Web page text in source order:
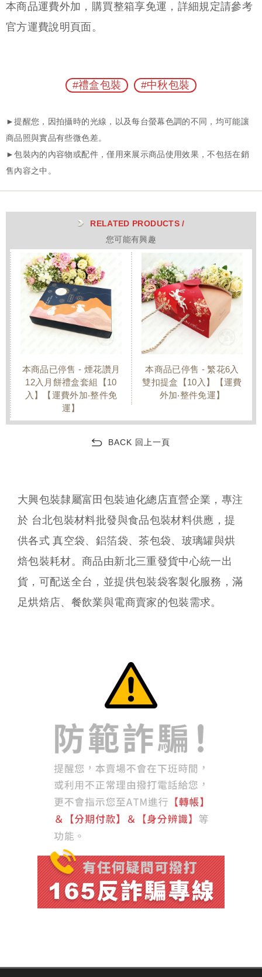
本商品運費外加，購買整箱享免運，詳細規定請參考
官方運費說明頁面。
#禮盒包裝 #中秋包裝
RELATED PRODUCTS /
您可能有興趣
本商品已停售 - 繁花6入
雙扣提盒【10入】【運費
外加‧整件免運】
銀月祈福12入手提月餅盒
【10入】【運費外加‧整件
免運】
BACK 回上一頁
大興包裝隸屬富田包裝迪化總店直營企業，專注
於 台北包裝材料批發與食品包裝材料供應，提
供各式 真空袋、鋁箔袋、茶包袋、玻璃罐與烘
焙包裝耗材。商品由新北三重發貨中心統一出
貨，可配送全台，並提供包裝袋客製化服務，滿
足烘焙店、餐飲業與電商賣家的包裝需求。